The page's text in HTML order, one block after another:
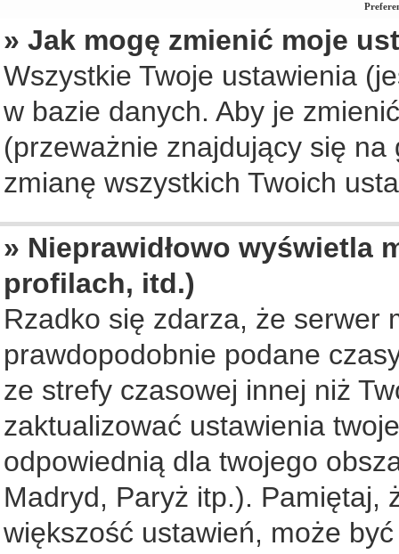
» Jak mogę zmienić moje
Wszystkie Twoje ustawienia
w bazie danych. Aby je
(przeważnie znajdujący się
zmianę wszystkich Twoich
» Nieprawidłowo wyświetla
profilach, itd.)
Rzadko się zdarza, że serwer
prawdopodobnie podane
ze strefy czasowej innej niż
zaktualizować ustawienia
odpowiednią dla twojego
Madryd, Paryż itp.). Pamiętaj,
większość ustawień, może